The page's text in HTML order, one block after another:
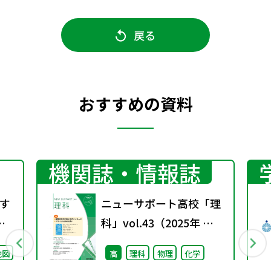
戻る
おすすめの資料
機関誌・情報誌
ニューサポート高校「理
科」vol.43（2025年 春
号）
高 理科 物理
化学